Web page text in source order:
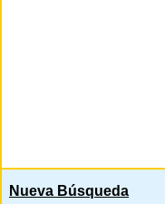
Nueva Búsqueda